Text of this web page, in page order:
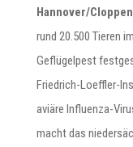
Hannover/
rund 20.500 Tieren
Geflügelpest
Friedrich-Loeffler-
aviäre Influenza-
macht das